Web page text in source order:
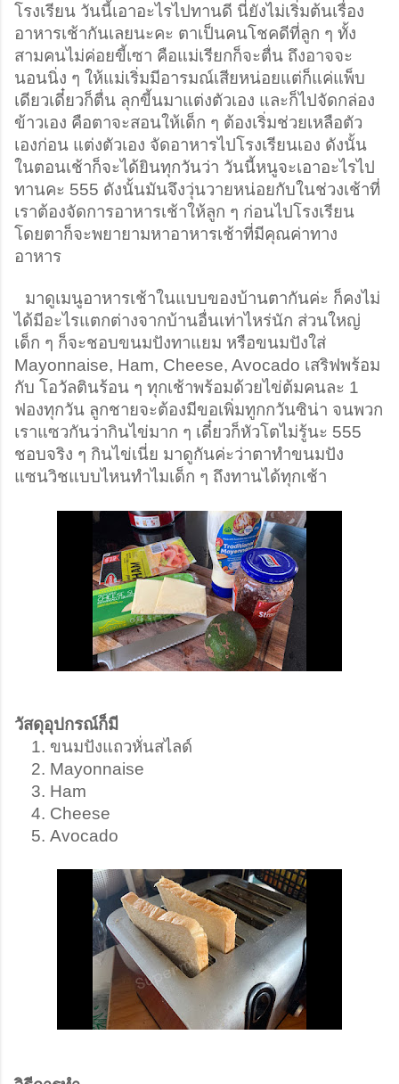
โรงเรียน วันนี้เอาอะไรไปทานดี นี่ยังไม่เริ่มต้นเรื่อง
อาหารเช้ากันเลยนะคะ ตาเป็นคนโชคดีที่ลูก ๆ ทั้ง
สามคนไม่ค่อยขี้เซา คือแม่เรียกก็จะตื่น ถึงอาจจะ
นอนนิ่ง ๆ ให้แม่เริ่มมีอารมณ์เสียหน่อยแต่ก็แค่แพ็บ
เดียวเดี๋ยวก็ตื่น ลุกขี้นมาแต่งตัวเอง และก็ไปจัดกล่อง
ข้าวเอง คือตาจะสอนให้เด็ก ๆ ต้องเริ่มช่วยเหลือตัว
เองก่อน แต่งตัวเอง จัดอาหารไปโรงเรียนเอง ดังนั้น
ในตอนเช้าก็จะได้ยินทุกวันว่า วันนี้หนูจะเอาอะไรไป
ทานคะ 555 ดังนั้นมันจึงวุ่นวายหน่อยกับในช่วงเช้าที่
เราต้องจัดการอาหารเช้าให้ลูก ๆ ก่อนไปโรงเรียน
โดยตาก็จะพยายามหาอาหารเช้าที่มีคุณค่าทาง
อาหาร
มาดูเมนูอาหารเช้าในแบบของบ้านตากันค่ะ ก็คงไม่
ได้มีอะไรแตกต่างจากบ้านอื่นเท่าไหร่นัก ส่วนใหญ่
เด็ก ๆ ก็จะชอบขนมปังทาแยม หรือขนมปังใส่
Mayonnaise, Ham, Cheese, Avocado เสริฟพร้อม
กับ โอวัลตินร้อน ๆ ทุกเช้าพร้อมด้วยไข่ต้มคนละ 1
ฟองทุกวัน ลูกชายจะต้องมีขอเพิ่มทูกกวันซิน่า จนพวก
เราแซวกันว่ากินไข่มาก ๆ เดี๋ยวก็หัวโตไม่รู้นะ 555
ชอบจริง ๆ กินไข่เนี่ย มาดูกันค่ะว่าตาทำขนมปัง
แซนวิชแบบไหนทำไมเด็ก ๆ ถึงทานได้ทุกเช้า
วัสดุอุปกรณ์ก็มี
ขนมปังแถวหั่นสไลด์
Mayonnaise
Ham
Cheese
Avocado